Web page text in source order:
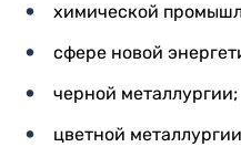
химической
сфере новой
черной металлургии;
цветной